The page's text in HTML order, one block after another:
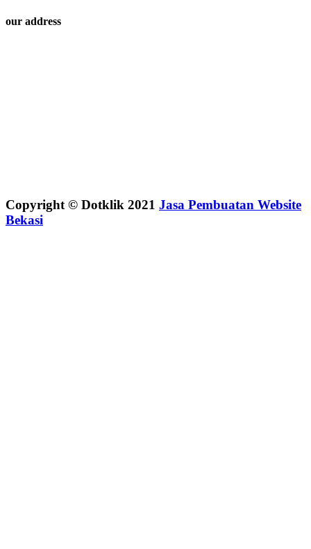
our address
Copyright © Dotklik 2021 Jasa Pembuatan Website
Bekasi